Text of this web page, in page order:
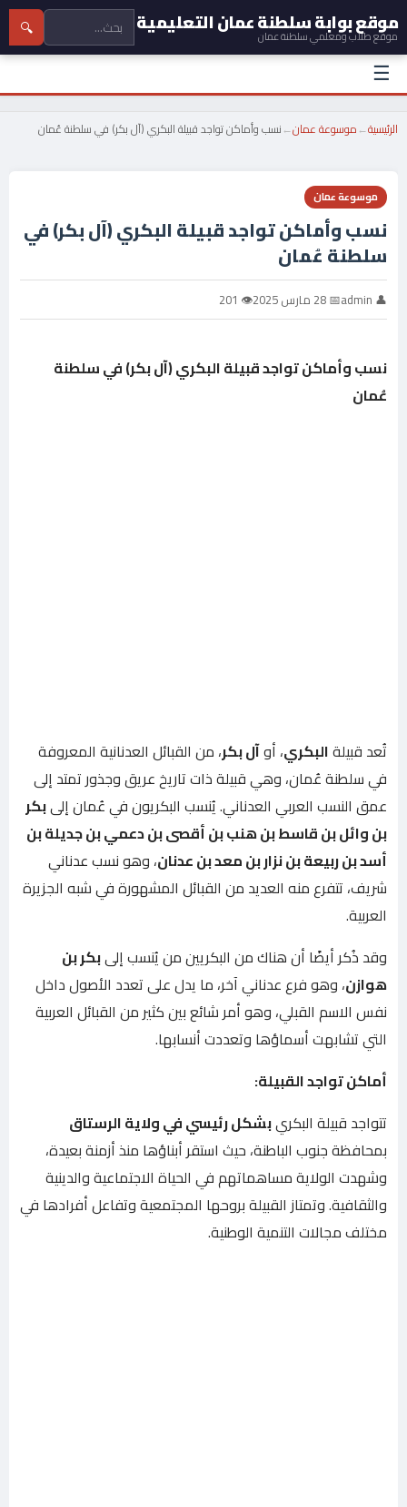
موقع بوابة سلطنة عمان التعليمية
موقع طلاب ومعلمي سلطنة عمان 🔍
☰
الرئيسية←موسوعة عمان←نسب وأماكن تواجد قبيلة البكري (آل بكر) في سلطنة عُمان
موسوعة عمان
نسب وأماكن تواجد قبيلة البكري (آل بكر) في
سلطنة عُمان
👤 admin 📅 28 مارس 2025 👁 201
نسب وأماكن تواجد قبيلة البكري (آل بكر) في سلطنة
عُمان
تُعد قبيلةالبكري، أوآل بكر، من القبائل العدنانية المعروفة
في سلطنة عُمان، وهي قبيلة ذات تاريخ عريق وجذور تمتد إلى
عمق النسب العربي العدناني. يُنسب البكريون في عُمان إلىبكر
بن وائل بن قاسط بن هنب بن أقصى بن دعمي بن جديلة بن
أسد بن ربيعة بن نزار بن معد بن عدنان، وهو نسب عدناني
شريف، تتفرع منه العديد من القبائل المشهورة في شبه الجزيرة
العربية.
وقد ذُكر أيضًا أن هناك من البكريين من يُنسب إلىبكر بن
هوازن، وهو فرع عدناني آخر، ما يدل على تعدد الأصول داخل
نفس الاسم القبلي، وهو أمر شائع بين كثير من القبائل العربية
التي تشابهت أسماؤها وتعددت أنسابها.
أماكن تواجد القبيلة:
تتواجد قبيلة البكريبشكل رئيسي في ولاية الرستاق
بمحافظة جنوب الباطنة، حيث استقر أبناؤها منذ أزمنة بعيدة،
وشهدت الولاية مساهماتهم في الحياة الاجتماعية والدينية
والثقافية. وتمتاز القبيلة بروحها المجتمعية وتفاعل أفرادها في
مختلف مجالات التنمية الوطنية.